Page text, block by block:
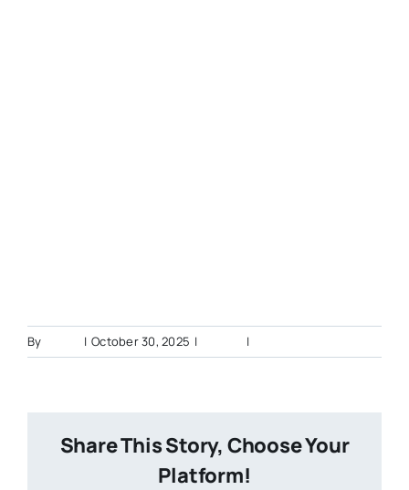
By | October 30, 2025 | |
Share This Story, Choose Your
Platform!